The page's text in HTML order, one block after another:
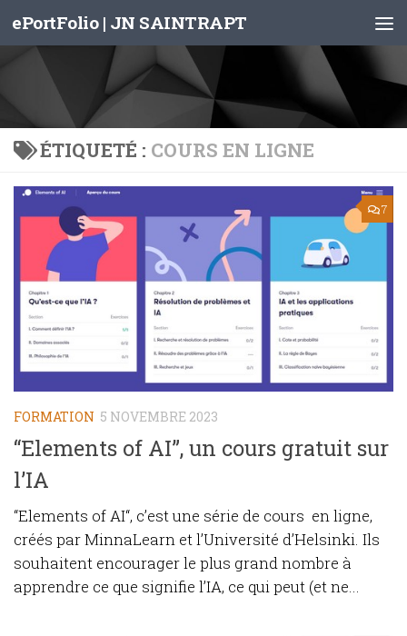
Skip to content
ePortFolio | JN SAINTRAPT
ÉTIQUETÉ : COURS EN LIGNE
7
FORMATION 5 NOVEMBRE 2023
“Elements of AI”, un cours gratuit sur
l’IA
“Elements of AI“, c’est une série de cours en ligne,
créés par MinnaLearn et l’Université d’Helsinki. Ils
souhaitent encourager le plus grand nombre à
apprendre ce que signifie l’IA, ce qui peut (et ne...